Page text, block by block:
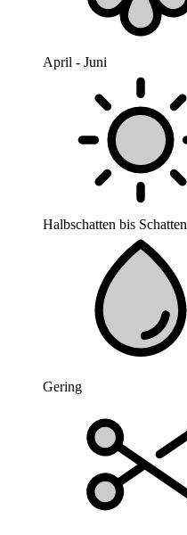
April - Juni
Halbschatten bis Schatten
Gering